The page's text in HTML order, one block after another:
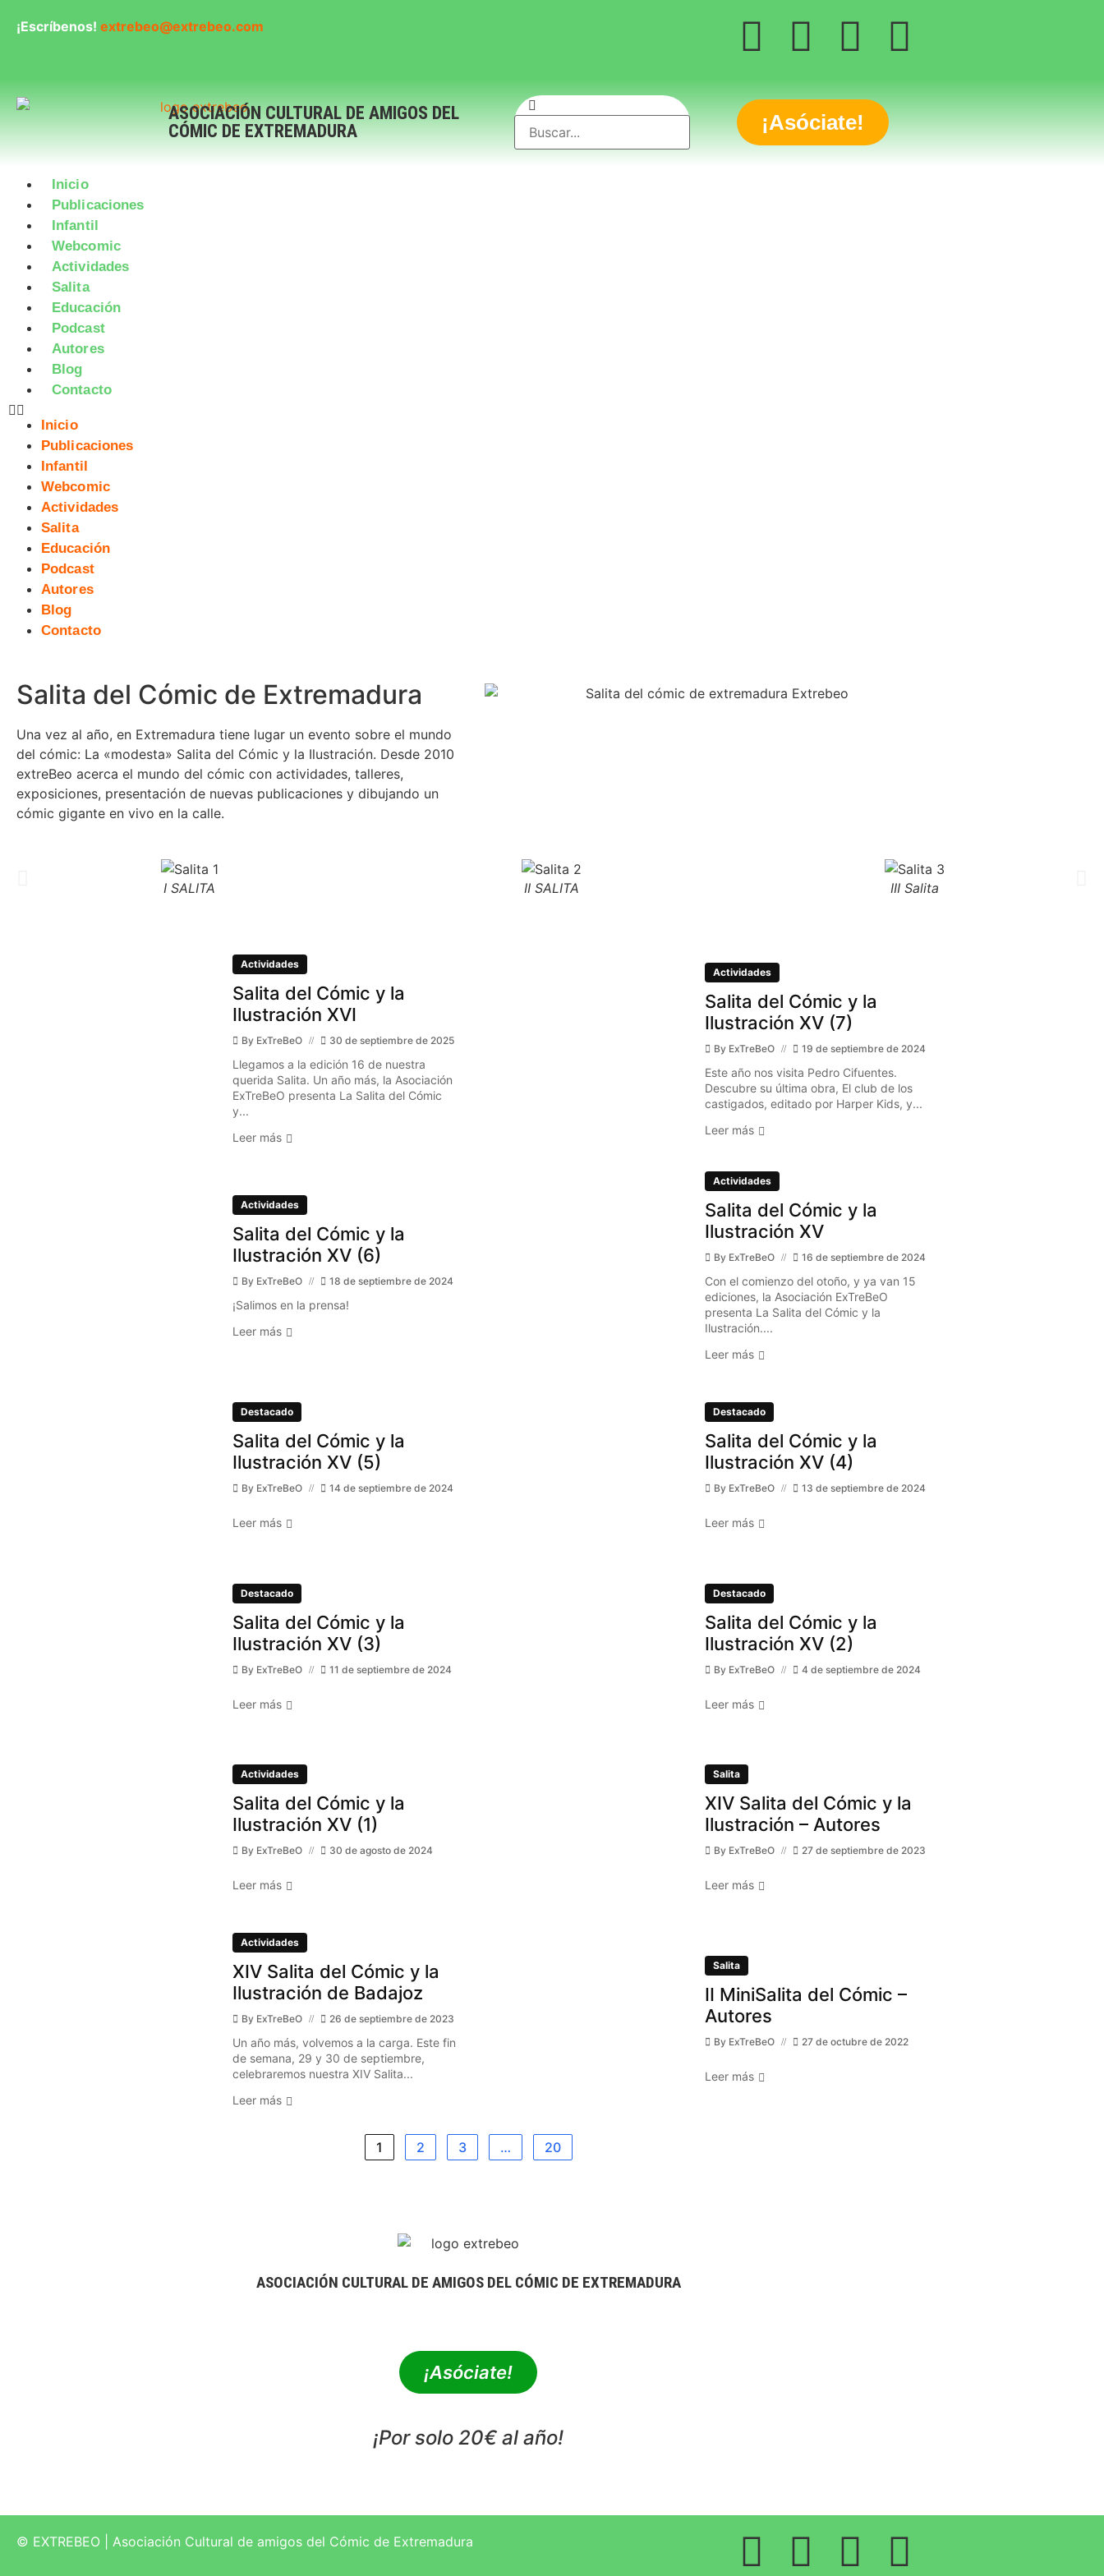
¡Escríbenos! extrebeo@extrebeo.com
ASOCIACIÓN CULTURAL DE AMIGOS DEL
CÓMIC DE EXTREMADURA
¡Asóciate!
Inicio
Publicaciones
Infantil
Webcomic
Actividades
Salita
Educación
Podcast
Autores
Blog
Contacto
Inicio
Publicaciones
Infantil
Webcomic
Actividades
Salita
Educación
Podcast
Autores
Blog
Contacto
Salita del Cómic de Extremadura
Una vez al año, en Extremadura tiene lugar un evento sobre el mundo
del cómic: La «modesta» Salita del Cómic y la Ilustración. Desde 2010
extreBeo acerca el mundo del cómic con actividades, talleres,
exposiciones, presentación de nuevas publicaciones y dibujando un
cómic gigante en vivo en la calle.
I SALITA II SALITA III Salita
Actividades
Salita del Cómic y la
Ilustración XVI
By ExTreBeO 30 de septiembre de 2025
Llegamos a la edición 16 de nuestra
querida Salita. Un año más, la Asociación
ExTreBeO presenta La Salita del Cómic
y...
Leer más
Actividades
Salita del Cómic y la
Ilustración XV (7)
By ExTreBeO 19 de septiembre de 2024
Este año nos visita Pedro Cifuentes.
Descubre su última obra, El club de los
castigados, editado por Harper Kids, y...
Leer más
Actividades
Salita del Cómic y la
Ilustración XV (6)
By ExTreBeO 18 de septiembre de 2024
¡Salimos en la prensa!
Leer más
Actividades
Salita del Cómic y la
Ilustración XV
By ExTreBeO 16 de septiembre de 2024
Con el comienzo del otoño, y ya van 15
ediciones, la Asociación ExTreBeO
presenta La Salita del Cómic y la
Ilustración....
Leer más
Destacado
Salita del Cómic y la
Ilustración XV (5)
By ExTreBeO 14 de septiembre de 2024
Leer más
Destacado
Salita del Cómic y la
Ilustración XV (4)
By ExTreBeO 13 de septiembre de 2024
Leer más
Destacado
Salita del Cómic y la
Ilustración XV (3)
By ExTreBeO 11 de septiembre de 2024
Leer más
Destacado
Salita del Cómic y la
Ilustración XV (2)
By ExTreBeO 4 de septiembre de 2024
Leer más
Actividades
Salita del Cómic y la
Ilustración XV (1)
By ExTreBeO 30 de agosto de 2024
Leer más
Salita
XIV Salita del Cómic y la
Ilustración – Autores
By ExTreBeO 27 de septiembre de 2023
Leer más
Actividades
XIV Salita del Cómic y la
Ilustración de Badajoz
By ExTreBeO 26 de septiembre de 2023
Un año más, volvemos a la carga. Este fin
de semana, 29 y 30 de septiembre,
celebraremos nuestra XIV Salita...
Leer más
Salita
II MiniSalita del Cómic –
Autores
By ExTreBeO 27 de octubre de 2022
Leer más
1 2 3 … 20
ASOCIACIÓN CULTURAL DE AMIGOS DEL CÓMIC DE EXTREMADURA
¡Asóciate!
¡Por solo 20€ al año!
© EXTREBEO | Asociación Cultural de amigos del Cómic de Extremadura